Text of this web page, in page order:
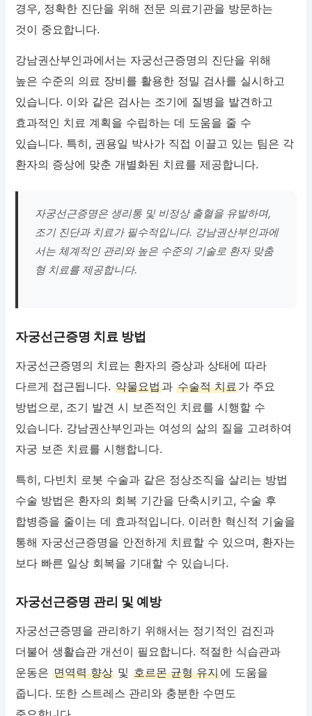
경우, 정확한 진단을 위해 전문 의료기관을 방문하는
것이 중요합니다.
강남권산부인과에서는 자궁선근증명의 진단을 위해
높은 수준의 의료 장비를 활용한 정밀 검사를 실시하고
있습니다. 이와 같은 검사는 조기에 질병을 발견하고
효과적인 치료 계획을 수립하는 데 도움을 줄 수
있습니다. 특히, 권용일 박사가 직접 이끌고 있는 팀은 각
환자의 증상에 맞춘 개별화된 치료를 제공합니다.
자궁선근증명은 생리통 및 비정상 출혈을 유발하며,
조기 진단과 치료가 필수적입니다. 강남권산부인과에
서는 체계적인 관리와 높은 수준의 기술로 환자 맞춤
형 치료를 제공합니다.
자궁선근증명 치료 방법
자궁선근증명의 치료는 환자의 증상과 상태에 따라
다르게 접근됩니다.약물요법과수술적 치료가 주요
방법으로, 조기 발견 시 보존적인 치료를 시행할 수
있습니다. 강남권산부인과는 여성의 삶의 질을 고려하여
자궁 보존 치료를 시행합니다.
특히, 다빈치 로봇 수술과 같은 정상조직을 살리는 방법
수술 방법은 환자의 회복 기간을 단축시키고, 수술 후
합병증을 줄이는 데 효과적입니다. 이러한 혁신적 기술을
통해 자궁선근증명을 안전하게 치료할 수 있으며, 환자는
보다 빠른 일상 회복을 기대할 수 있습니다.
자궁선근증명 관리 및 예방
자궁선근증명을 관리하기 위해서는 정기적인 검진과
더불어 생활습관 개선이 필요합니다. 적절한 식습관과
운동은면역력 향상 및호르몬 균형 유지에 도움을
줍니다. 또한 스트레스 관리와 충분한 수면도